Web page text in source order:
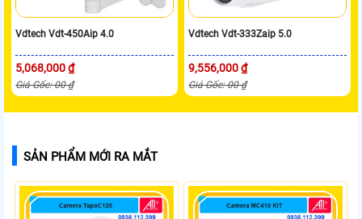
Vdtech Vdt-450Aip 4.0
5,068,000 ₫
Giá Gốc: 00 ₫
Vdtech Vdt-333Zaip 5.0
9,556,000 ₫
Giá Gốc: 00 ₫
SẢN PHẨM MỚI RA MẮT